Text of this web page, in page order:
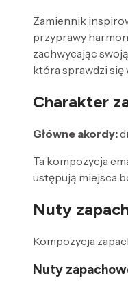
Zamiennik
przyprawy
zachwycając
która sprawdzi się
Charakter
Główne akordy:
Ta kompozycja
ustępują miejsca
Nuty
Kompozycja
Nuty